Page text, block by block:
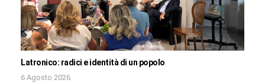
Latronico: radici e identità di un popolo
6 Agosto 2026